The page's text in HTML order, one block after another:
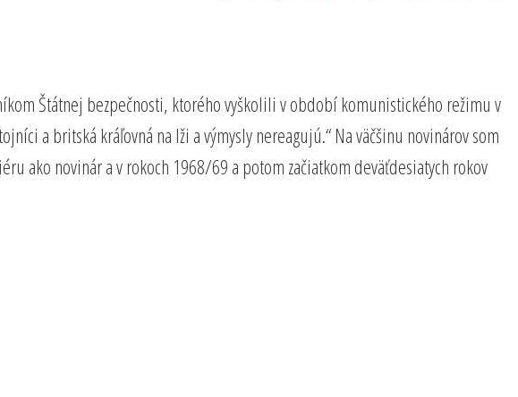
Štátnej bezpečnosti, ktorého vyškolili v období komunistického režimu v
a britská kráľovná na lži a výmysly nereagujú.“ Na väčšinu novinárov som
ako novinár a v rokoch 1968/69 a potom začiatkom deväťdesiatych rokov